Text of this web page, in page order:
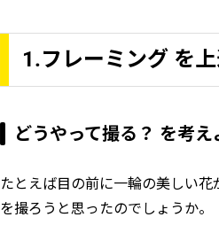
1.フレーミング を
どうやって撮る？ を考え
たとえば目の前に一輪の美しい
を撮ろうと思ったのでしょうか。